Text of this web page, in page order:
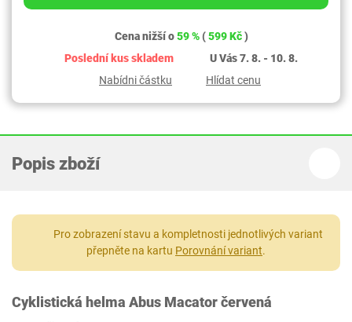
Cena nižší o59 %(599 Kč)
Poslední kus skladem
U Vás 7. 8. - 10. 8.
Nabídni částku
Hlídat cenu
Popis zboží
Pro zobrazení stavu a kompletnosti jednotlivých variant
přepněte na kartu Porovnání variant.
Cyklistická helma Abus Macator červená